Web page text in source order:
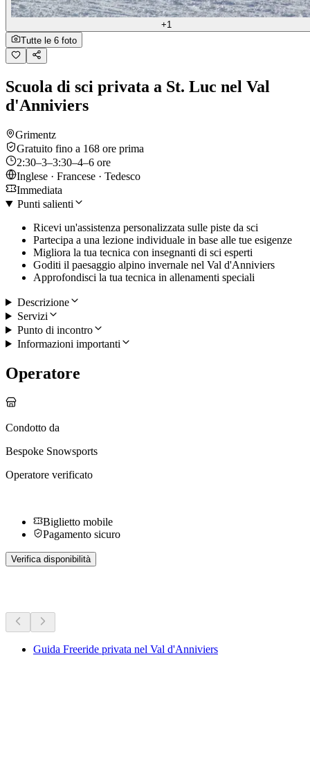
+1
Tutte le 6 foto
Scuola di sci privata a St. Luc nel Val
d'Anniviers
Grimentz
Gratuito fino a 168 ore prima
2:30–3–3:30–4–6 ore
Inglese · Francese · Tedesco
Immediata
Punti salienti
Ricevi un'assistenza personalizzata sulle piste da sci
Partecipa a una lezione individuale in base alle tue esigenze
Migliora la tua tecnica con insegnanti di sci esperti
Goditi il paesaggio alpino invernale nel Val d'Anniviers
Approfondisci la tua tecnica in allenamenti speciali
Descrizione
Servizi
Punto di incontro
Informazioni importanti
Operatore
Condotto da
Bespoke Snowsports
Operatore verificato
Biglietto mobile
Pagamento sicuro
Verifica disponibilità
Guida Freeride privata nel Val d'Anniviers